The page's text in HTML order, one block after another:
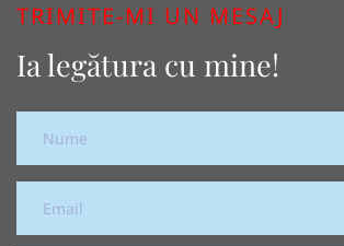
TRIMITE-MI UN MESAJ
Ia legătura cu mine!